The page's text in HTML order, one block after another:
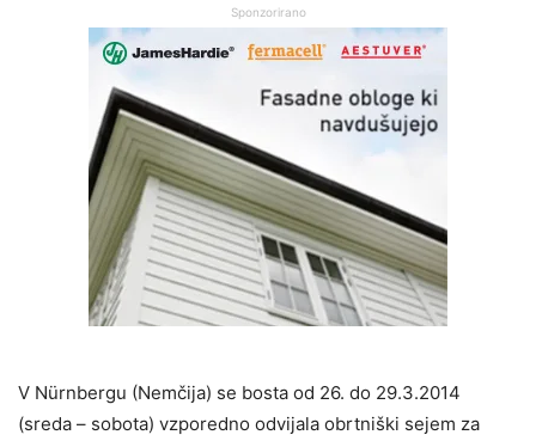
Sponzorirano
V Nürnbergu (Nemčija) se bosta od 26. do 29.3.2014
(sreda – sobota) vzporedno odvijala obrtniški sejem za